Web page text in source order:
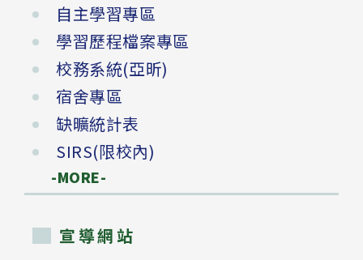
自主學習專區
學習歷程檔案專區
校務系統(亞昕)
宿舍專區
缺曠統計表
SIRS(限校內)
-MORE-
宣導網站